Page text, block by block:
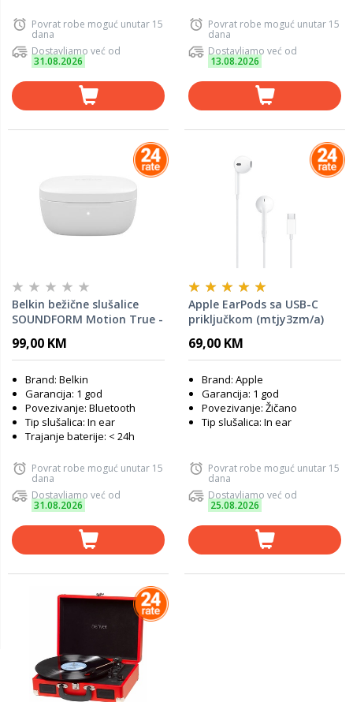
Povrat robe moguć unutar 15
dana
Dostavljamo već od
31.08.2026
Povrat robe moguć unutar 15
dana
Dostavljamo već od
13.08.2026
Belkin bežične slušalice
SOUNDFORM Motion True -
99,00 KM
Brand: Belkin
Garancija: 1 god
Povezivanje: Bluetooth
Tip slušalica: In ear
Trajanje baterije: < 24h
Povrat robe moguć unutar 15
dana
Dostavljamo već od
31.08.2026
Apple EarPods sa USB-C
priključkom (mtjy3zm/a)
69,00 KM
Brand: Apple
Garancija: 1 god
Povezivanje: Žičano
Tip slušalica: In ear
Povrat robe moguć unutar 15
dana
Dostavljamo već od
25.08.2026